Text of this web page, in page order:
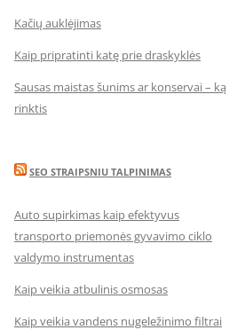
Kačių auklėjimas
Kaip pripratinti katę prie draskyklės
Sausas maistas šunims ar konservai – ką
rinktis
SEO STRAIPSNIU TALPINIMAS
Auto supirkimas kaip efektyvus
transporto priemonės gyvavimo ciklo
valdymo instrumentas
Kaip veikia atbulinis osmosas
Kaip veikia vandens nugeležinimo filtrai